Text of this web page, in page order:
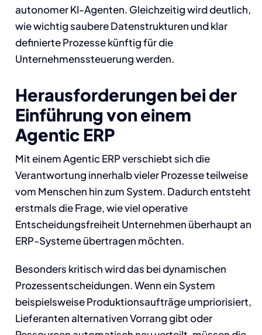
autonomer KI-Agenten. Gleichzeitig wird deutlich,
wie wichtig saubere Datenstrukturen und klar
definierte Prozesse künftig für die
Unternehmenssteuerung werden.
Herausforderungen bei der
Einführung von einem
Agentic ERP
Mit einem Agentic ERP verschiebt sich die
Verantwortung innerhalb vieler Prozesse teilweise
vom Menschen hin zum System. Dadurch entsteht
erstmals die Frage, wie viel operative
Entscheidungsfreiheit Unternehmen überhaupt an
ERP-Systeme übertragen möchten.
Besonders kritisch wird das bei dynamischen
Prozessentscheidungen. Wenn ein System
beispielsweise Produktionsaufträge umpriorisiert,
Lieferanten alternativen Vorrang gibt oder